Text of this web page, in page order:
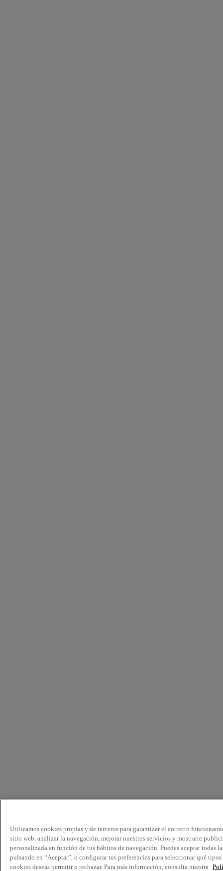
Utilizamos cookies propias y de terceros para garantizar el correcto
sitio web, analizar la navegación, mejorar nuestros servicios y mostrarte
personalizada en función de tus hábitos de navegación. Puedes aceptar todas
pulsando en “Aceptar”, o configurar tus preferencias para seleccionar qué tipos
cookies deseas permitir o rechazar. Para más información, consulta nuestra